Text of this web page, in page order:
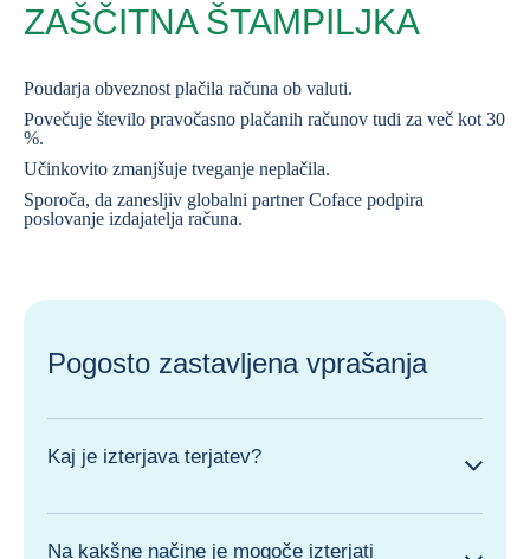
ZAŠČITNA ŠTAMPILJKA
Poudarja obveznost plačila računa ob valuti.
Povečuje število pravočasno plačanih računov tudi za več kot 30
%.
Učinkovito zmanjšuje tveganje neplačila.
Sporoča, da zanesljiv globalni partner Coface podpira
poslovanje izdajatelja računa.
Pogosto zastavljena vprašanja
Kaj je izterjava terjatev?
Na kakšne načine je mogoče izterjati